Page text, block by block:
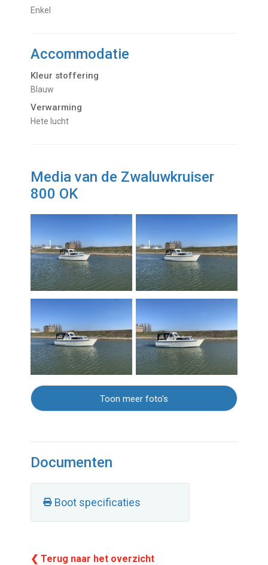
Enkel
Accommodatie
Kleur stoffering
Blauw
Verwarming
hete lucht
Media van de Zwaluwkruiser
800 OK
Toon meer foto's
Documenten
Boot specificaties
❮ Terug naar het overzicht